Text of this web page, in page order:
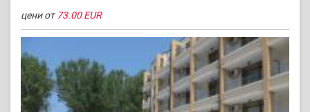
цени от 73.00 EUR